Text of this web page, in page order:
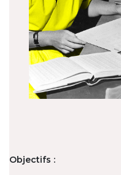
Objectifs :